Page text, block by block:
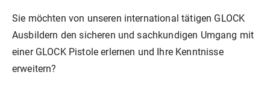
Vereinslokal / Restaurant
IPSC
Faustfeuerwaffen-Training
Kurse: Jagd
Sie möchten von unseren international tätigen GLOCK
Ausbildern den sicheren und sachkundigen Umgang mit
einer GLOCK Pistole erlernen und Ihre Kenntnisse
erweitern?